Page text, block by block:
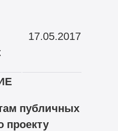
17.05.2017
публичных
проекту